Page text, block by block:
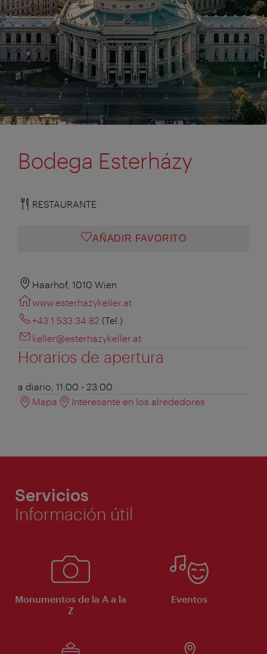
Bodega Esterházy
RESTAURANTE
AÑADIR FAVORITO
Haarhof, 1010 Wien
www.esterhazykeller.at
+43 1 533 34 82 (Tel.)
keller@esterhazykeller.at
Horarios de apertura
a diario, 11:00 - 23:00
Mapa
Interesante en los alrededores
Servicios
Información útil
Monumentos de la A a la
Z
Eventos